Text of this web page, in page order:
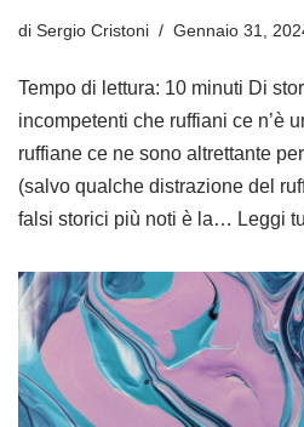
di Sergio Cristoni Gennaio 31,
Tempo di lettura: 10 minuti Di
incompetenti che ruffiani ce n’è
ruffiane ce ne sono altrettante
(salvo qualche distrazione del
falsi storici più noti è la… Leggi